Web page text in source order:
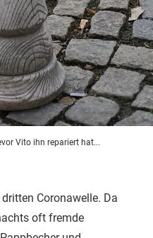
Vito ihn repariert hat...
Coronawelle. Da
oft fremde